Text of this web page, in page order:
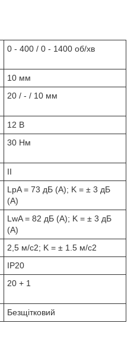
0 - 400 / 0 - 1400 об/хв
10 мм
20 / - / 10 мм
12 В
30 Нм
II
LpA = 73 дБ (А); K = ± 3 дБ
(А)
LwA = 82 дБ (А); K = ± 3 дБ
(А)
2,5 м/с2; K = ± 1.5 м/с2
IP20
20 + 1
Безщітковий